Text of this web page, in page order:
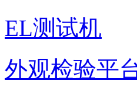
EL测试机
外观检验平